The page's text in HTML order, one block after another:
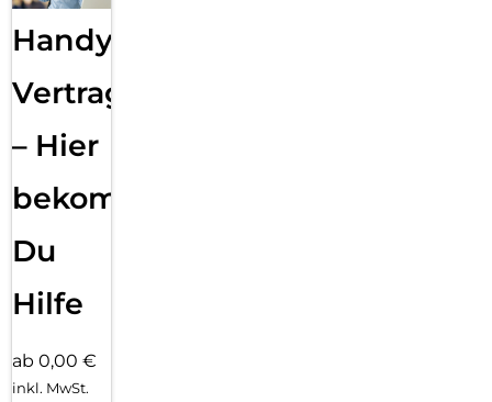
Handy
Vertragsabwicklung
– Hier
bekommst
Du
Hilfe
ab 0,00 €
inkl. MwSt.